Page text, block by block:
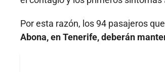
Por esta razón, los 94 pasajeros
Abona, en Tenerife, deberán